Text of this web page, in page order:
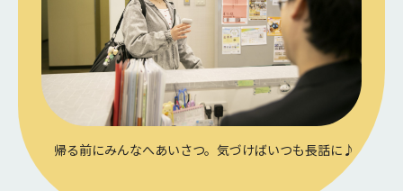
帰る前にみんなへあいさつ。気づけばいつも長話に♪